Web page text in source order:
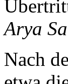
Arya
Nach